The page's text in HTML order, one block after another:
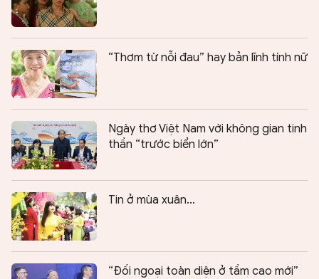
“Thơm từ nỗi đau” hay bản lĩnh tính nữ
Ngày thơ Việt Nam với không gian tinh
thần “trước biển lớn”
Tin ở mùa xuân...
“Đối ngoại toàn diện ở tầm cao mới”